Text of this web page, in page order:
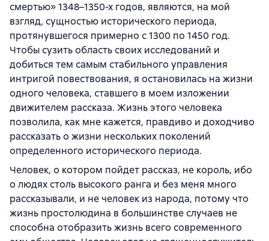
смертью» 1348–1350-х годов, являются, на мой
взгляд, сущностью исторического периода,
протянувшегося примерно с 1300 по 1450 год.
Чтобы сузить область своих исследований и
добиться тем самым стабильного управления
интригой повествования, я остановилась на жизни
одного человека, ставшего в моем изложении
движителем рассказа. Жизнь этого человека
позволила, как мне кажется, правдиво и доходчиво
рассказать о жизни нескольких поколений
определенного исторического периода.
Человек, о котором пойдет рассказ, не король, ибо
о людях столь высокого ранга и без меня много
рассказывали, и не человек из народа, потому что
жизнь простолюдина в большинстве случаев не
способна отобразить жизнь всего современного